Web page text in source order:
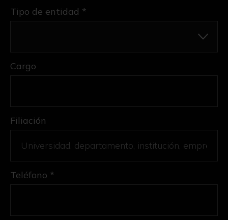
Tipo de entidad *
Cargo
Filiación
Teléfono *